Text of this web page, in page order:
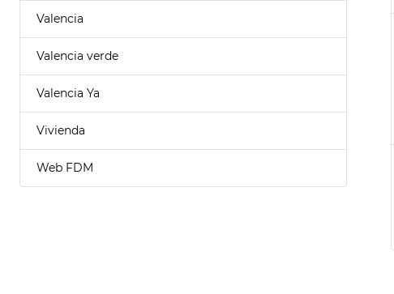
Valencia
Valencia verde
Valencia Ya
Vivienda
Web FDM